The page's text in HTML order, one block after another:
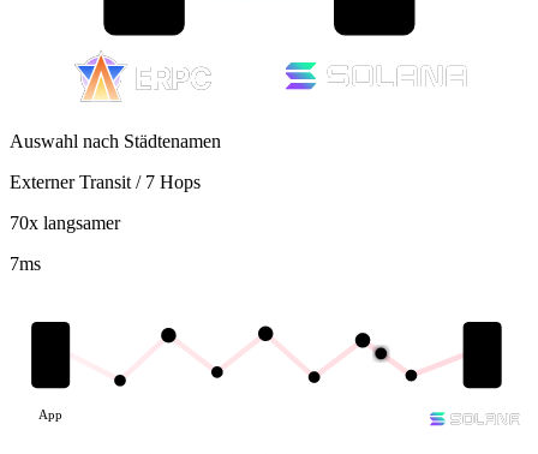
Auswahl nach Städtenamen
Externer Transit / 7 Hops
70x langsamer
7ms
App